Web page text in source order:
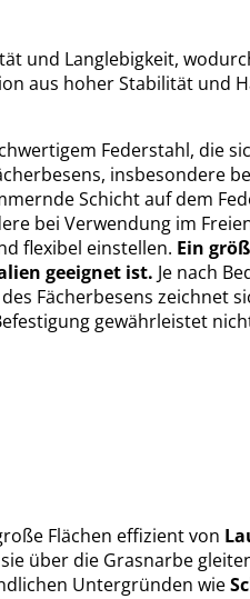
und Langlebigkeit,
aus hoher Stabilität und
Federstahl, die
insbesondere
Schicht auf dem
bei Verwendung im
flexibel einstellen. Ein
geeignet ist. Je nach
Fächerbesens
gewährleistet
Flächen effizient von
über die Grasnarbe
Untergründen wie